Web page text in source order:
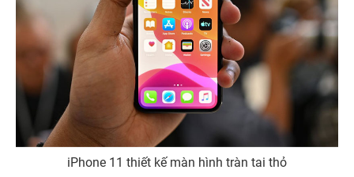
iPhone 11 thiết kế màn hình tràn tai thỏ